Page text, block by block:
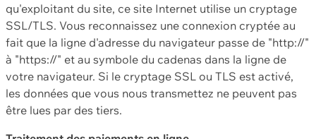
qu'exploitant du site, ce site Internet utilise un cryptage
SSL/TLS. Vous reconnaissez une connexion cryptée au
fait que la ligne d'adresse du navigateur passe de "http://"
à "https://" et au symbole du cadenas dans la ligne de
votre navigateur. Si le cryptage SSL ou TLS est activé,
les données que vous nous transmettez ne peuvent pas
être lues par des tiers.